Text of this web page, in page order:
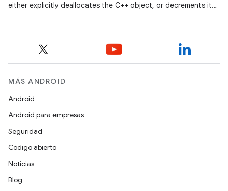
either explicitly deallocates the C++ object, or decrements its
MÁS ANDROID
Android
Android para empresas
Seguridad
Código abierto
Noticias
Blog